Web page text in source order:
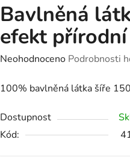
Bavlněná
efekt přírodní
Průměrné
produktu
0,0
z
Neohodnoceno Podrobnosti
100% bavlněná látka šíře
Dostupnost
Kód: